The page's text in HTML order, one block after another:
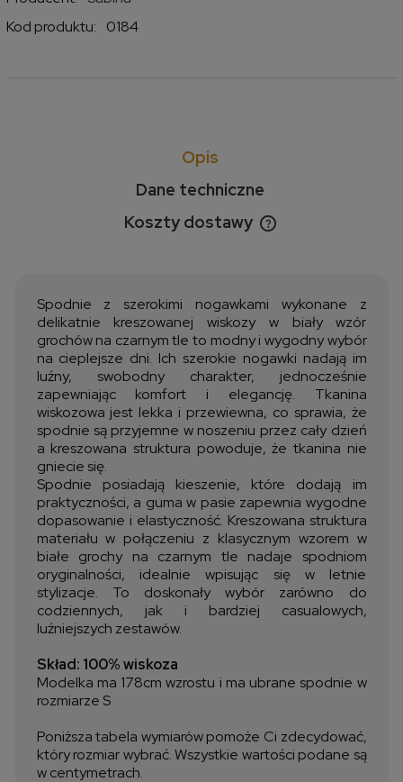
Kod produktu:
0184
Opis
Dane techniczne
Koszty dostawy
Cena nie zawiera ewentualnych kosztów płatności
Spodnie z szerokimi nogawkami wykonane z
delikatnie kreszowanej wiskozy w biały wzór
grochów na czarnym tle to modny i wygodny wybór
na cieplejsze dni. Ich szerokie nogawki nadają im
luźny, swobodny charakter, jednocześnie
zapewniając komfort i elegancję. Tkanina
wiskozowa jest lekka i przewiewna, co sprawia, że
spodnie są przyjemne w noszeniu przez cały dzień
a kreszowana struktura powoduje, że tkanina nie
gniecie się.
Spodnie posiadają kieszenie, które dodają im
praktyczności, a guma w pasie zapewnia wygodne
dopasowanie i elastyczność. Kreszowana struktura
materiału w połączeniu z klasycznym wzorem w
białe grochy na czarnym tle nadaje spodniom
oryginalności, idealnie wpisując się w letnie
stylizacje. To doskonały wybór zarówno do
codziennych, jak i bardziej casualowych,
luźniejszych zestawów.
Skład: 100% wiskoza
Modelka ma 178cm wzrostu i ma ubrane spodnie w
rozmiarze S
Poniższa tabela wymiarów pomoże Ci zdecydować,
który rozmiar wybrać. Wszystkie wartości podane są
w centymetrach.